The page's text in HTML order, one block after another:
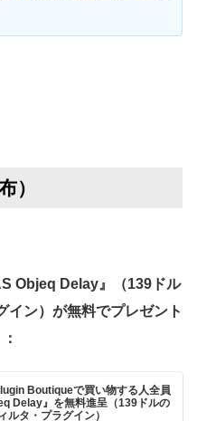
）
Objeq Delay』（139ドル
イン）が無料でプレゼント
Boutiqueで買い物する人全員
Delay』を無料進呈（139ドルの
ルタ・プラグイン）